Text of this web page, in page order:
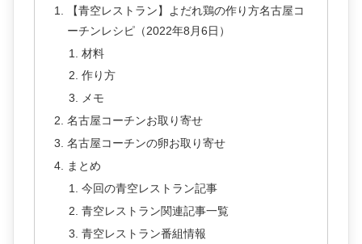
【青空レストラン】よだれ鶏の作り方名古屋コ
ーチンレシピ（2022年8月6日）
材料
作り方
メモ
名古屋コーチンお取り寄せ
名古屋コーチンの卵お取り寄せ
まとめ
今回の青空レストラン記事
青空レストラン関連記事一覧
青空レストラン番組情報